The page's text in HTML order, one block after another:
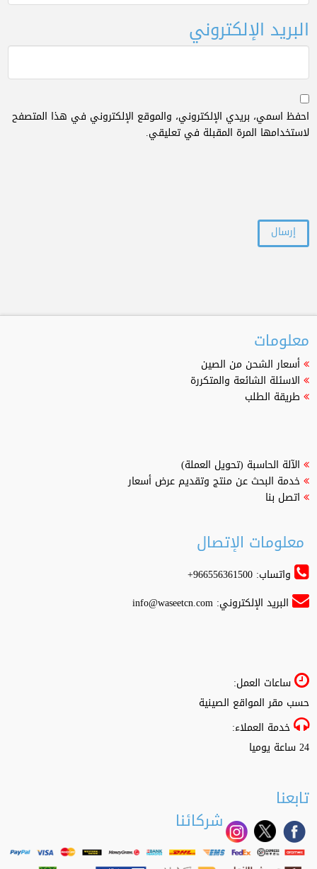
البريد الإلكتروني
احفظ اسمي، بريدي الإلكتروني، والموقع الإلكتروني في هذا المتصفح
لاستخدامها المرة المقبلة في تعليقي.
معلومات
أسعار الشحن من الصين
الاسئلة الشائعة والمتكررة
طريقة الطلب
الآلة الحاسبة (تحويل العملة)
خدمة البحث عن منتج وتقديم عرض أسعار
اتصل بنا
معلومات الإتصال
واتساب: 966556361500+
البريد الإلكتروني:info@waseetcn.com
ساعات العمل:
حسب مقر المواقع الصينية
خدمة العملاء:
24 ساعة يوميا
تابعنا
شركائنا